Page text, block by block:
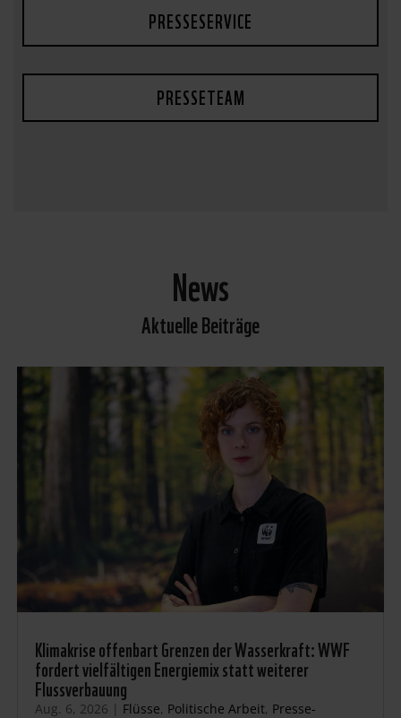
PRESSESERVICE
PRESSETEAM
News
Aktuelle Beiträge
Klimakrise offenbart Grenzen der Wasserkraft: WWF
fordert vielfältigen Energiemix statt weiterer
Flussverbauung
Aug. 6, 2026 | Flüsse, Politische Arbeit, Presse-